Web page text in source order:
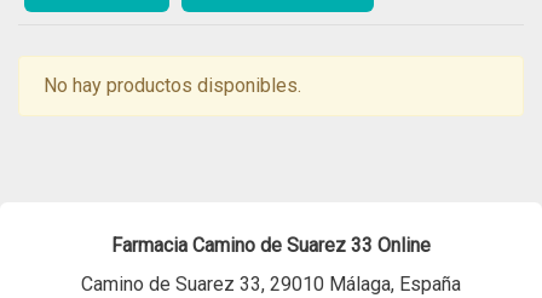
No hay productos disponibles.
Farmacia Camino de Suarez 33 Online
Camino de Suarez 33, 29010 Málaga, España